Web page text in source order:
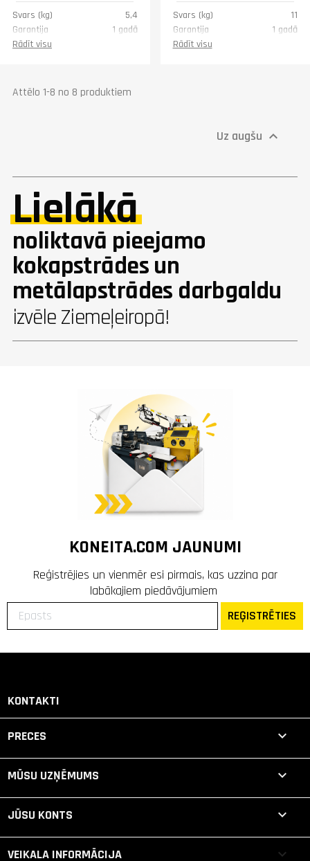
Svars (kg)
5,4
Garantija
1 gadā
Rādīt visu
Svars (kg)
11
Garantija
1 gadā
Rādīt visu
Attēlo 1-8 no 8 produktiem
Uz augšu 
Lielākā
noliktavā pieejamo
kokapstrādes un
metālapstrādes darbgaldu
izvēle Ziemeļeiropā!
KONEITA.COM JAUNUMI
Reģistrējies un vienmēr esi pirmais, kas uzzina par
labākajiem piedāvājumiem
REĢISTRĒTIES
KONTAKTI
PRECES 
MŪSU UZŅĒMUMS 
JŪSU KONTS 
VEIKALA INFORMĀCIJA keyboard_arrow_down